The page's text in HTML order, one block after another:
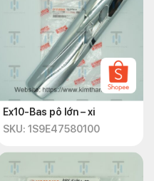
Ex10-Bas pô lớn – xi
SKU: 1S9E47580100